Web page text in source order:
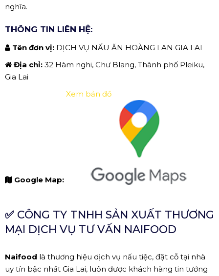
nghĩa.
THÔNG TIN LIÊN HỆ:
Tên đơn vị: DỊCH VỤ NẤU ĂN HOÀNG LAN GIA LAI
Địa chỉ: 32 Hàm nghi, Chư Blang, Thành phố Pleiku,
Gia Lai
Google Map:
Xem bản đồ
✅ CÔNG TY TNHH SẢN XUẤT THƯƠNG
MẠI DỊCH VỤ TƯ VẤN NAIFOOD
Naifood là thương hiệu dịch vụ nấu tiệc, đặt cỗ tại nhà
uy tín bậc nhất Gia Lai, luôn được khách hàng tin tưởng